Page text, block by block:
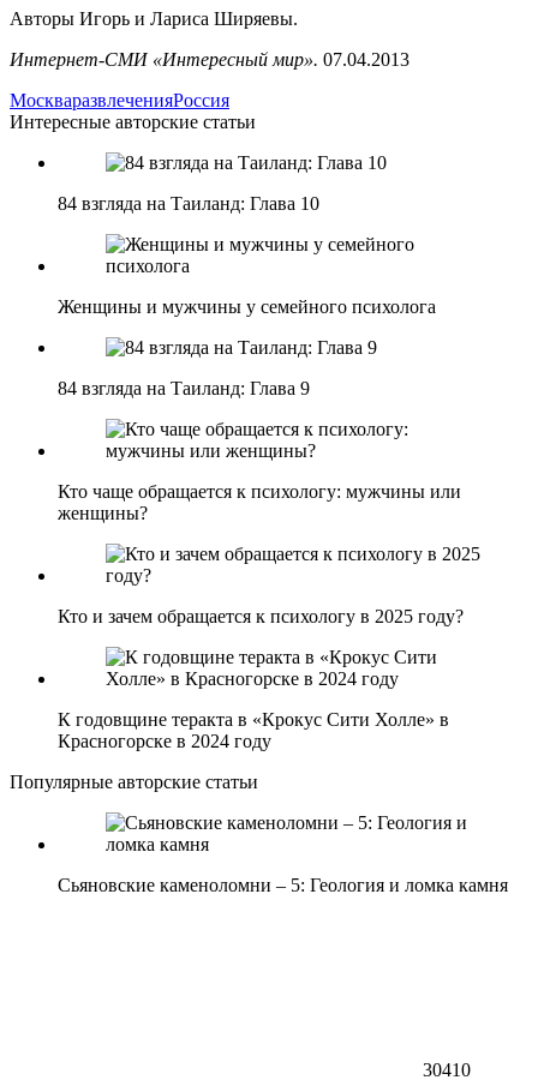
Авторы Игорь и Лариса Ширяевы.
Интернет-СМИ «Интересный мир». 07.04.2013
МоскваразвлеченияРоссия
Интересные авторские статьи
84 взгляда на Таиланд: Глава 10
Женщины и мужчины у семейного психолога
84 взгляда на Таиланд: Глава 9
Кто чаще обращается к психологу: мужчины или
женщины?
Кто и зачем обращается к психологу в 2025 году?
К годовщине теракта в «Крокус Сити Холле» в
Красногорске в 2024 году
Популярные авторские статьи
Сьяновские каменоломни – 5: Геология и ломка камня
30410